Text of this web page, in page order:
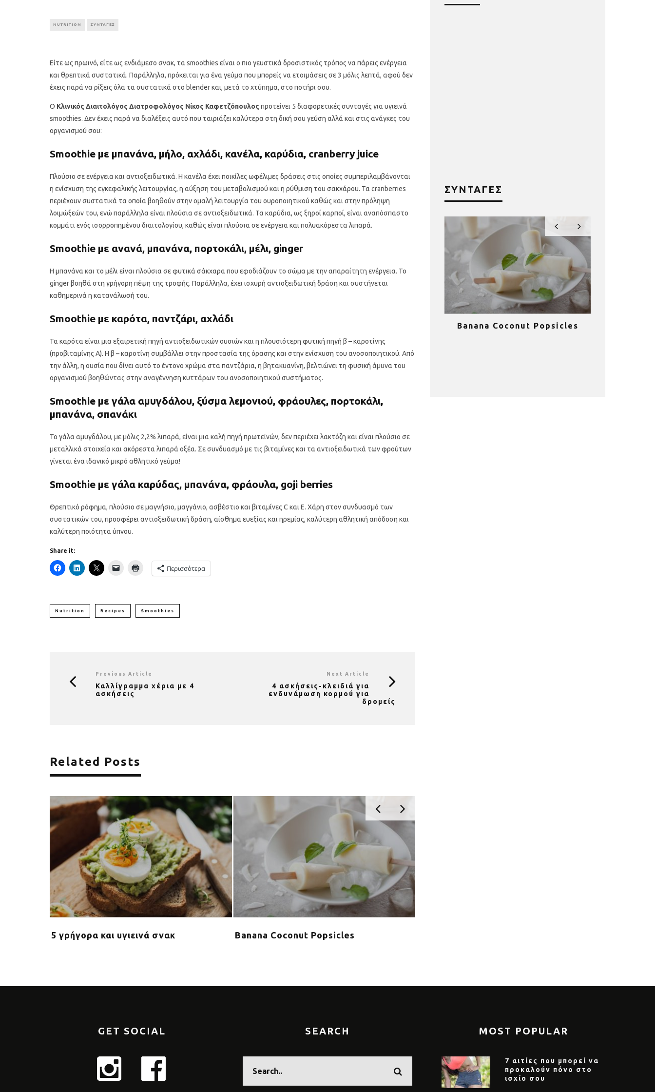
NUTRITION ΣΥΝΤΑΓΕΣ
Είτε ως πρωινό, είτε ως ενδιάμεσο σνακ, τα smoothies είναι ο πιο γευστικά δροσιστικός τρόπος να πάρεις ενέργεια
και θρεπτικά συστατικά. Παράλληλα, πρόκειται για ένα γεύμα που μπορείς να ετοιμάσεις σε 3 μόλις λεπτά, αφού δεν
έχεις παρά να ρίξεις όλα τα συστατικά στο blender και, μετά το χτύπημα, στο ποτήρι σου.
Ο Κλινικός Διαιτολόγος Διατροφολόγος Νίκος Καφετζόπουλος προτείνει 5 διαφορετικές συνταγές για υγιεινά
smoothies. Δεν έχεις παρά να διαλέξεις αυτό που ταιριάζει καλύτερα στη δική σου γεύση αλλά και στις ανάγκες του
οργανισμού σου:
Smoothie με μπανάνα, μήλο, αχλάδι, κανέλα, καρύδια, cranberry juice
Πλούσιο σε ενέργεια και αντιοξειδωτικά. Η κανέλα έχει ποικίλες ωφέλιμες δράσεις στις οποίες συμπεριλαμβάνονται
η ενίσχυση της εγκεφαλικής λειτουργίας, η αύξηση του μεταβολισμού και η ρύθμιση του σακχάρου. Τα cranberries
περιέχουν συστατικά τα οποία βοηθούν στην ομαλή λειτουργία του ουροποιητικού καθώς και στην πρόληψη
λοιμώξεών του, ενώ παράλληλα είναι πλούσια σε αντιοξειδωτικά. Τα καρύδια, ως ξηροί καρποί, είναι αναπόσπαστο
κομμάτι ενός ισορροπημένου διαιτολογίου, καθώς είναι πλούσια σε ενέργεια και πολυακόρεστα λιπαρά.
Smoothie με ανανά, μπανάνα, πορτοκάλι, μέλι, ginger
Η μπανάνα και το μέλι είναι πλούσια σε φυτικά σάκχαρα που εφοδιάζουν το σώμα με την απαραίτητη ενέργεια. Το
ginger βοηθά στη γρήγορη πέψη της τροφής. Παράλληλα, έχει ισχυρή αντιοξειδωτική δράση και συστήνεται
καθημερινά η κατανάλωσή του.
Smoothie με καρότα, παντζάρι, αχλάδι
Τα καρότα είναι μια εξαιρετική πηγή αντιοξειδωτικών ουσιών και η πλουσιότερη φυτική πηγή β – καροτίνης
(προβιταμίνης Α). Η β – καροτίνη συμβάλλει στην προστασία της όρασης και στην ενίσχυση του ανοσοποιητικού. Από
την άλλη, η ουσία που δίνει αυτό το έντονο χρώμα στα παντζάρια, η βητακυανίνη, βελτιώνει τη φυσική άμυνα του
οργανισμού βοηθώντας στην αναγέννηση κυττάρων του ανοσοποιητικού συστήματος.
Smoothie με γάλα αμυγδάλου, ξύσμα λεμονιού, φράουλες, πορτοκάλι,
μπανάνα, σπανάκι
Το γάλα αμυγδάλου, με μόλις 2,2% λιπαρά, είναι μια καλή πηγή πρωτεϊνών, δεν περιέχει λακτόζη και είναι πλούσιο σε
μεταλλικά στοιχεία και ακόρεστα λιπαρά οξέα. Σε συνδυασμό με τις βιταμίνες και τα αντιοξειδωτικά των φρούτων
γίνεται ένα ιδανικό μικρό αθλητικό γεύμα!
Smoothie με γάλα καρύδας, μπανάνα, φράουλα, goji berries
Θρεπτικό ρόφημα, πλούσιο σε μαγνήσιο, μαγγάνιο, ασβέστιο και βιταμίνες C και Ε. Χάρη στον συνδυασμό των
συστατικών του, προσφέρει αντιοξειδωτική δράση, αίσθημα ευεξίας και ηρεμίας, καλύτερη αθλητική απόδοση και
καλύτερη ποιότητα ύπνου.
Share it:
Περισσότερα
Nutrition Recipes Smoothies
Previous Article
Καλλίγραμμα χέρια με 4
ασκήσεις
Next Article
4 ασκήσεις-κλειδιά για
ενδυνάμωση κορμού για
δρομείς
Related Posts
5 γρήγορα και υγιεινά σνακ Banana Coconut Popsicles
ΣΥΝΤΑΓΕΣ
Υγιεινό κέικ λεμονιού με
Οι 4 πιο λαχταριστές βελουτέ
Banana Coconut Popsicles
GET SOCIAL SEARCH MOST POPULAR
7 αιτίες που μπορεί να
προκαλούν πόνο στο
ισχίο σου